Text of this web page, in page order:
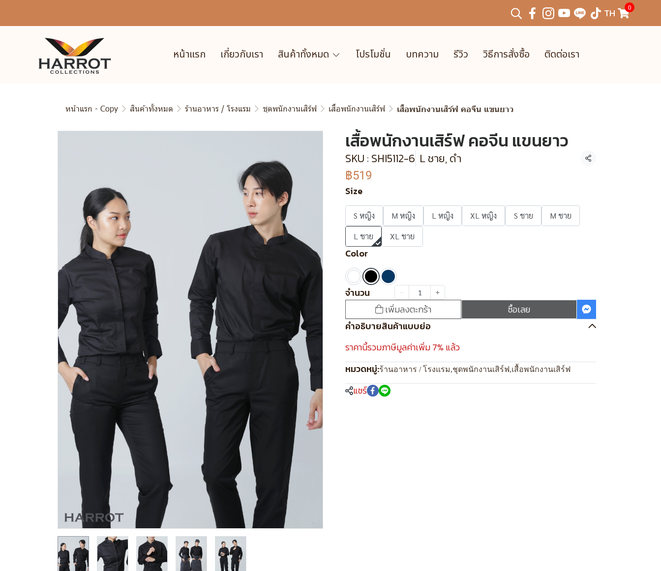
TH 0
หน้าแรก เกี่ยวกับเรา สินค้าทั้งหมด โปรโมชั่น บทความ รีวิว วิธีการสั่งซื้อ ติดต่อเรา
หน้าแรก - Copy สินค้าทั้งหมด ร้านอาหาร / โรงแรม ชุดพนักงานเสิร์ฟ เสื้อพนักงานเสิร์ฟ เสื้อพนักงานเสิร์ฟ คอจีน แขนยาว
เสื้อพนักงานเสิร์ฟ คอจีน แขนยาว
SKU : SHI5112-6 L ชาย, ดำ แชร์
฿519
Size
S หญิง M หญิง L หญิง XL หญิง S ชาย
M ชาย
L ชาย
XL ชาย
Color
จำนวน
เพิ่มลงตะกร้า
ซื้อเลย
คำอธิบายสินค้าแบบย่อ
ราคานี้รวมภาษีมูลค่าเพิ่ม 7% แล้ว
หมวดหมู่:ร้านอาหาร / โรงแรม,ชุดพนักงานเสิร์ฟ,เสื้อพนักงานเสิร์ฟ
แชร์